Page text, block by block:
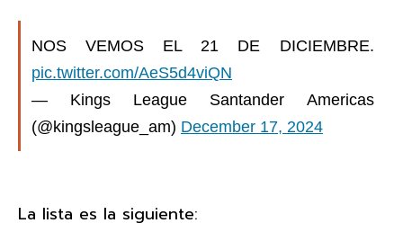
NOS VEMOS EL 21 DE DICIEMBRE.
pic.twitter.com/AeS5d4viQN
— Kings League Santander Americas
(@kingsleague_am) December 17, 2024
La lista es la siguiente: